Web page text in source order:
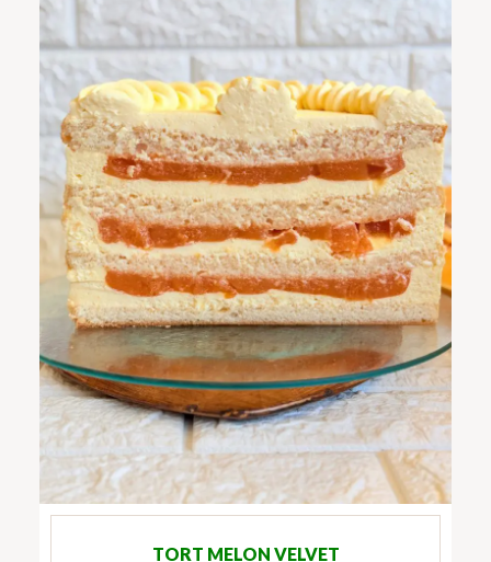
TORT MELON VELVET